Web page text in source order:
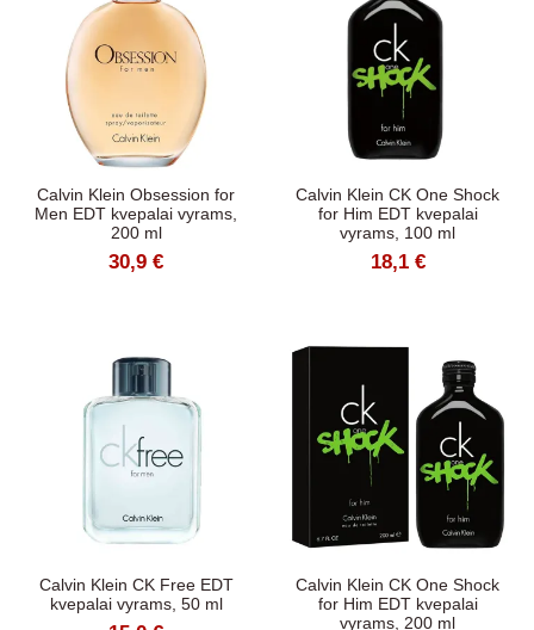
Calvin Klein Obsession for
Men EDT kvepalai vyrams,
200 ml
30,9 €
Calvin Klein CK One Shock
for Him EDT kvepalai
vyrams, 100 ml
18,1 €
Calvin Klein CK Free EDT
kvepalai vyrams, 50 ml
Calvin Klein CK One Shock
for Him EDT kvepalai
vyrams, 200 ml